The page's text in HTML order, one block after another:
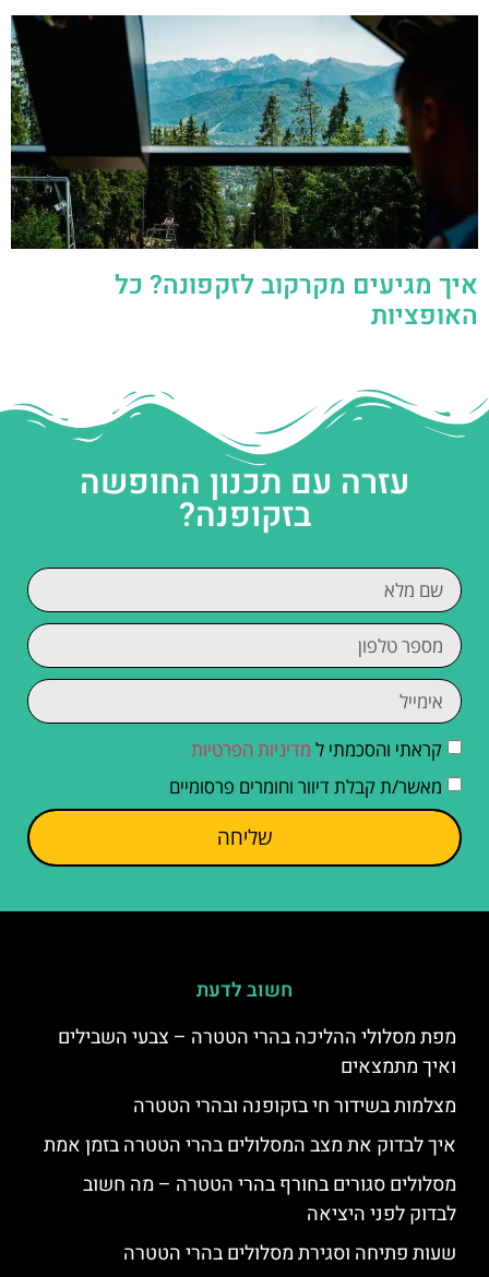
איך מגיעים מקרקוב לזקפונה? כל
האופציות
עזרה עם תכנון החופשה
בזקופנה?
קראתי והסכמתי ל מדיניות הפרטיות
מאשר/ת קבלת דיוור וחומרים פרסומיים
שליחה
חשוב לדעת
מפת מסלולי ההליכה בהרי הטטרה – צבעי השבילים
ואיך מתמצאים
מצלמות בשידור חי בזקופנה ובהרי הטטרה
איך לבדוק את מצב המסלולים בהרי הטטרה בזמן אמת
מסלולים סגורים בחורף בהרי הטטרה – מה חשוב
לבדוק לפני היציאה
שעות פתיחה וסגירת מסלולים בהרי הטטרה